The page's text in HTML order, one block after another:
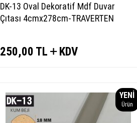
DK-13 Oval Dekoratif Mdf Duvar
Çıtası 4cmx278cm-TRAVERTEN
250,00 TL KDV
YENI
Ürün